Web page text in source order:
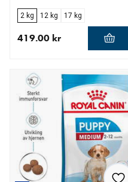
2 kg 12 kg 17 kg
419.00 kr